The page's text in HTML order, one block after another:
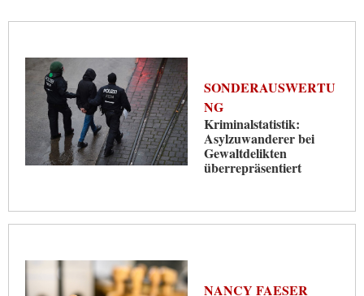
SONDERAUSWERTU
NG
Kriminalstatistik:
Asylzuwanderer bei
Gewaltdelikten
überrepräsentiert
NANCY FAESER